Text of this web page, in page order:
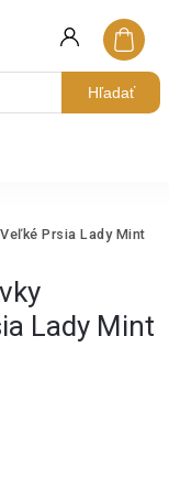
Hľadať
Prsia Lady Mint
Lady Mint